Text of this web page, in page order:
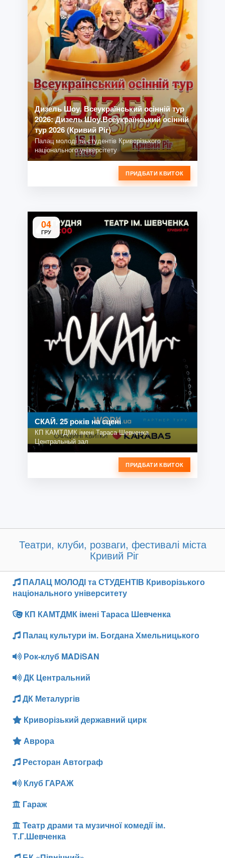
Дизель Шоу. Всеукраїнський осінній тур
2026: Дизель Шоу.Всеукраїнський осінній
тур 2026 (Кривий Ріг)
Палац молоді та студентів Криворізького
національного універсітету
ПРИДБАТИ КВИТОК
04
ГРУ
СКАЙ. 25 років на сцені
КП КАМТДМК імені Тараса Шевченка
Центральный зал
ПРИДБАТИ КВИТОК
Театри, клуби, розваги, фестивалі міста
Кривий Ріг
ПАЛАЦ МОЛОДІ та СТУДЕНТІВ Криворізького
національного університету
КП КАМТДМК імені Тараса Шевченка
Палац культури ім. Богдана Хмельницького
Рок-клуб MADiSAN
ДК Центральний
ДК Металургів
Криворізький державний цирк
Аврора
Ресторан Автограф
Клуб ГАРАЖ
Гараж
Театр драми та музичної комедії ім.
Т.Г.Шевченка